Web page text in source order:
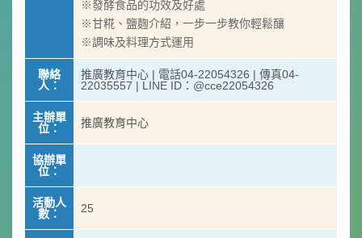
※發酵食品的功效及好處
※甘糀、鹽麴介紹，一步一步教你輕鬆釀
※調味及料理方式運用
聯絡
人：
推廣教育中心 | 電話04-22054326 | 傳真04-
22035557 | LINE ID：@cce22054326
主辦單
位：
推廣教育中心
協辦單
位：
活動人
數：
25